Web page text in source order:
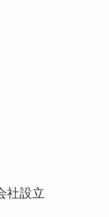
社設立